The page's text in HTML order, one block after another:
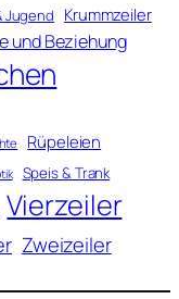
Jugend Krummzeiler
und Beziehung
Rüpeleien
Speis & Trank
Vierzeiler
Zweizeiler